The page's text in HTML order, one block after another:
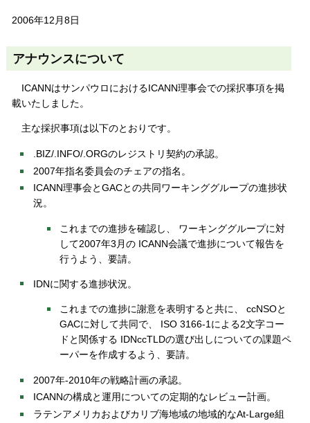
2006年12月8日
アナウンスについて
ICANNはサンパウロにおけるICANN理事会での採択事項を掲
載いたしました。
主な採択事項は以下のとおりです。
.BIZ/.INFO/.ORGのレジストリ契約の承認。
2007年指名委員会のチェアの指名。
ICANN理事会とGACとの共同ワーキンググループの進捗状
況。
これまでの進捗を確認し、 ワーキンググループに対
して2007年3月の ICANN会議で進捗について報告を
行うよう、要請。
IDNに関する進捗状況。
これまでの進捗に謝意を表明すると共に、 ccNSOと
GACに対して共同で、 ISO 3166-1による2文字コー
ドと関係する IDNccTLDの選び出しについての課題ペ
ーパーを作成するよう、要請。
2007年-2010年の戦略計画の承認。
ICANNの構成と運用についての定期的なレビュー計画。
ラテンアメリカおよびカリブ海地域の地域的なAt-Large組